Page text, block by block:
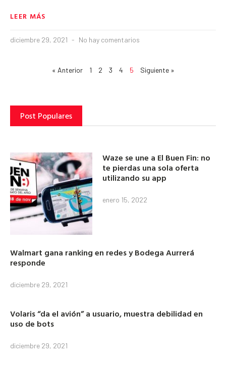
LEER MÁS
diciembre 29, 2021 No hay comentarios
« Anterior 1 2 3 4 5 Siguiente »
Post Populares
Waze se une a El Buen Fin: no
te pierdas una sola oferta
utilizando su app
enero 15, 2022
Walmart gana ranking en redes y Bodega Aurrerá
responde
diciembre 29, 2021
Volaris “da el avión” a usuario, muestra debilidad en
uso de bots
diciembre 29, 2021